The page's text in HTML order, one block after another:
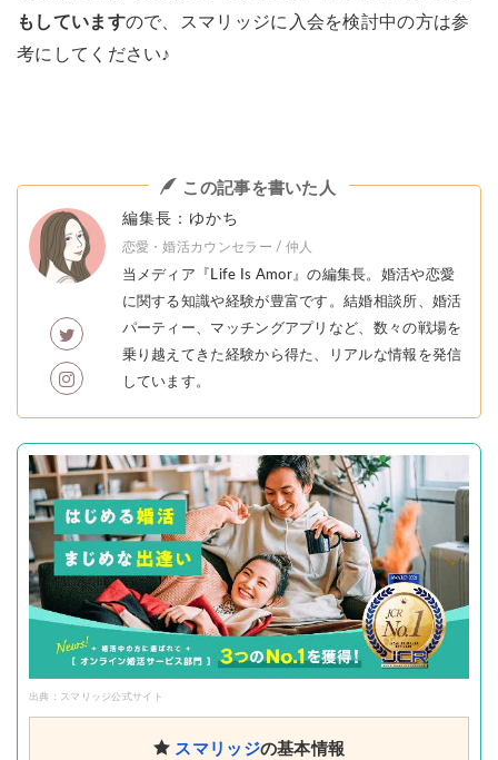
もしていますので、スマリッジに入会を検討中の方は参
考にしてください♪
この記事を書いた人
編集長：ゆかち
恋愛・婚活カウンセラー / 仲人
当メディア『Life Is Amor』の編集長。婚活や恋愛
に関する知識や経験が豊富です。結婚相談所、婚活
パーティー、マッチングアプリなど、数々の戦場を
乗り越えてきた経験から得た、リアルな情報を発信
しています。
出典：スマリッジ公式サイト
スマリッジの基本情報